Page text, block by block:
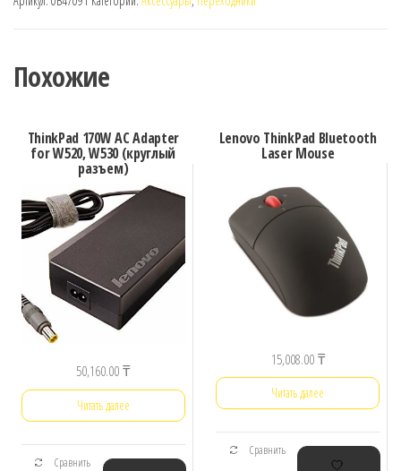
(2m)
Похожие
ThinkPad 170W AC Adapter
for W520, W530 (круглый
разъем)
50,160.00₸
Читать далее
Сравнить
Lenovo ThinkPad Bluetooth
Laser Mouse
15,008.00₸
Читать далее
Сравнить